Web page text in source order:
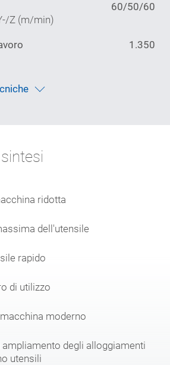
60/50/60
Z (m/min)
1.350
ridotta
dell'utensile
rapido
di utilizzo
moderno
degli alloggiamenti
utensili